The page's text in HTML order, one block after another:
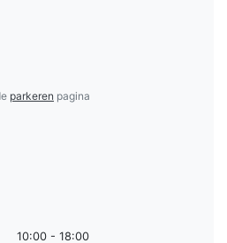
parkeren pagina
10:00 - 18:00